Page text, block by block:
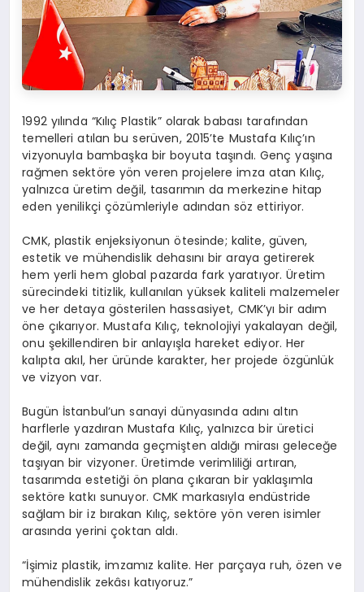
1992 yılında “Kılıç Plastik” olarak babası tarafından
temelleri atılan bu serüven, 2015’te Mustafa Kılıç’ın
vizyonuyla bambaşka bir boyuta taşındı. Genç yaşına
rağmen sektöre yön veren projelere imza atan Kılıç,
yalnızca üretim değil, tasarımın da merkezine hitap
eden yenilikçi çözümleriyle adından söz ettiriyor.
CMK, plastik enjeksiyonun ötesinde; kalite, güven,
estetik ve mühendislik dehasını bir araya getirerek
hem yerli hem global pazarda fark yaratıyor. Üretim
sürecindeki titizlik, kullanılan yüksek kaliteli malzemeler
ve her detaya gösterilen hassasiyet, CMK’yı bir adım
öne çıkarıyor. Mustafa Kılıç, teknolojiyi yakalayan değil,
onu şekillendiren bir anlayışla hareket ediyor. Her
kalıpta akıl, her üründe karakter, her projede özgünlük
ve vizyon var.
Bugün İstanbul’un sanayi dünyasında adını altın
harflerle yazdıran Mustafa Kılıç, yalnızca bir üretici
değil, aynı zamanda geçmişten aldığı mirası geleceğe
taşıyan bir vizyoner. Üretimde verimliliği artıran,
tasarımda estetiği ön plana çıkaran bir yaklaşımla
sektöre katkı sunuyor. CMK markasıyla endüstride
sağlam bir iz bırakan Kılıç, sektöre yön veren isimler
arasında yerini çoktan aldı.
“İşimiz plastik, imzamız kalite. Her parçaya ruh, özen ve
mühendislik zekâsı katıyoruz.”